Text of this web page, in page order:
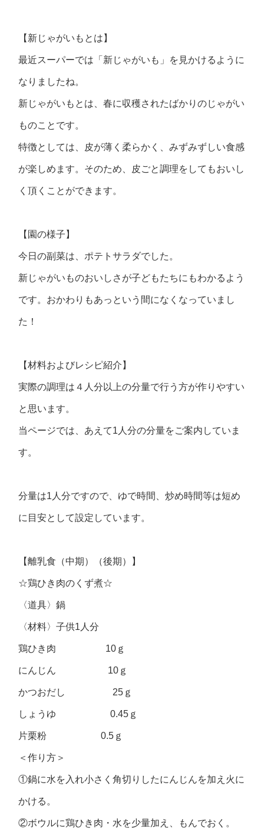
【新じゃがいもとは】
最近スーパーでは「新じゃがいも」を見かけるように
なりましたね。
新じゃがいもとは、春に収穫されたばかりのじゃがい
ものことです。
特徴としては、皮が薄く柔らかく、みずみずしい食感
が楽しめます。そのため、皮ごと調理をしてもおいし
く頂くことができます。
【園の様子】
今日の副菜は、ポテトサラダでした。
新じゃがいものおいしさが子どもたちにもわかるよう
です。おかわりもあっという間になくなっていまし
た！
【材料およびレシピ紹介】
実際の調理は４人分以上の分量で行う方が作りやすい
と思います。
当ページでは、あえて1人分の分量をご案内していま
す。
分量は1人分ですので、ゆで時間、炒め時間等は短め
に目安として設定しています。
【離乳食（中期）（後期）】
☆鶏ひき肉のくず煮☆
〈道具〉鍋
〈材料〉子供1人分
鶏ひき肉 10ｇ
にんじん 10ｇ
かつおだし 25ｇ
しょうゆ 0.45ｇ
片栗粉 0.5ｇ
＜作り方＞
①鍋に水を入れ小さく角切りしたにんじんを加え火に
かける。
②ボウルに鶏ひき肉・水を少量加え、もんでおく。